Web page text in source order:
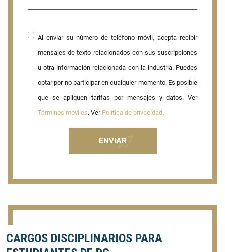
Al enviar su número de teléfono móvil, acepta recibir
mensajes de texto relacionados con sus suscripciones
u otra información relacionada con la industria. Puedes
optar por no participar en cualquier momento. Es posible
que se apliquen tarifas por mensajes y datos. Ver
Términos móviles. Ver Política de privacidad.
CARGOS DISCIPLINARIOS PARA